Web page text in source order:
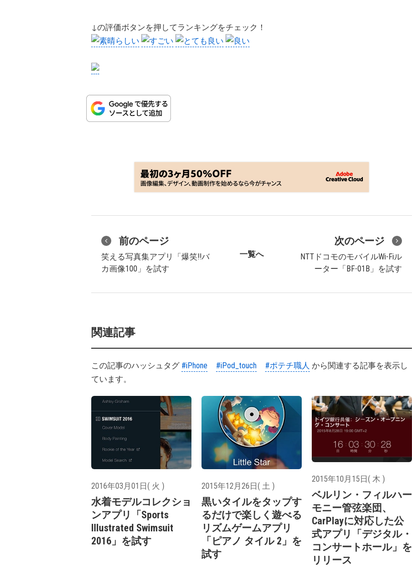
↓の評価ボタンを押してランキングをチェック！
前のページ
笑える写真集アプリ「爆笑!!バ
カ画像100」を試す
一覧へ
次のページ
NTTドコモのモバイルWi-Fiル
ーター「BF-01B」を試す
関連記事
この記事のハッシュタグ #iPhone #iPod_touch #ポテチ職人 から関連する記事を表示し
ています。
2016年03月01日( 火 )
水着モデルコレクショ
ンアプリ「Sports
Illustrated Swimsuit
2016」を試す
2015年12月26日( 土 )
黒いタイルをタップす
るだけで楽しく遊べる
リズムゲームアプリ
「ピアノ タイル 2」を
試す
2015年10月15日( 木 )
ベルリン・フィルハー
モニー管弦楽団、
CarPlayに対応した公
式アプリ「デジタル・
コンサートホール」を
リリース